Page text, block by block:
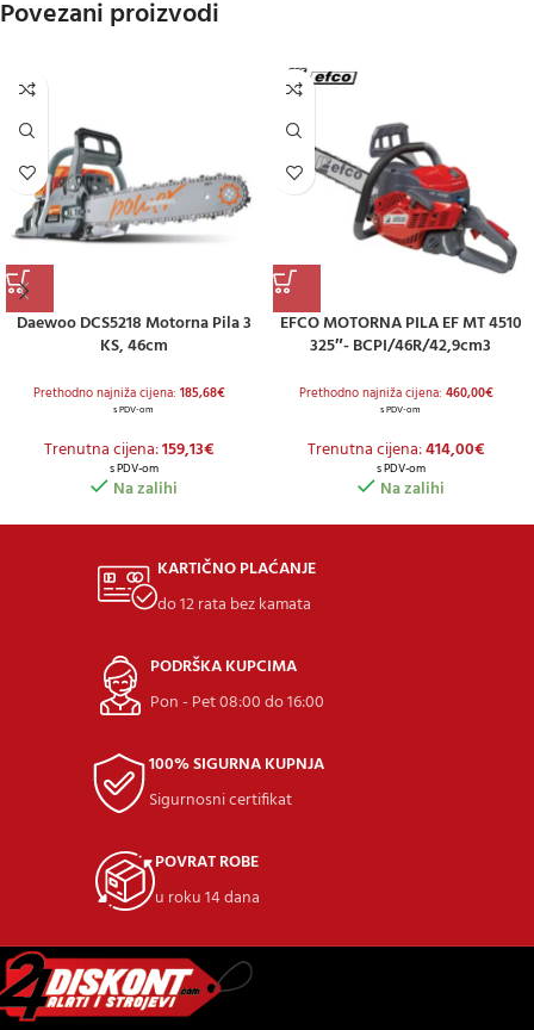
Povezani proizvodi
Daewoo DCS5218 Motorna Pila 3
KS, 46cm
Prethodno najniža cijena: 185,68€
s PDV-om
Trenutna cijena:159,13€
s PDV-om
Na zalihi
EFCO MOTORNA PILA EF MT 4510
325″- BCPI/46R/42,9cm3
Prethodno najniža cijena: 460,00€
s PDV-om
Trenutna cijena:414,00€
s PDV-om
Na zalihi
KARTIČNO PLAĆANJE
do 12 rata bez kamata
PODRŠKA KUPCIMA
Pon - Pet 08:00 do 16:00
100% SIGURNA KUPNJA
Sigurnosni certifikat
POVRAT ROBE
u roku 14 dana